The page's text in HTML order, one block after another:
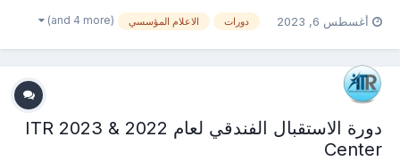
التسجيل او الاستفسارعلى الدورة الان ............................
أغسطس 6, 2023 دورات الاعلام المؤسسي (and 4 more)
دورة الاستقبال الفندقي لعام 2022 & 2023 ITR
Center